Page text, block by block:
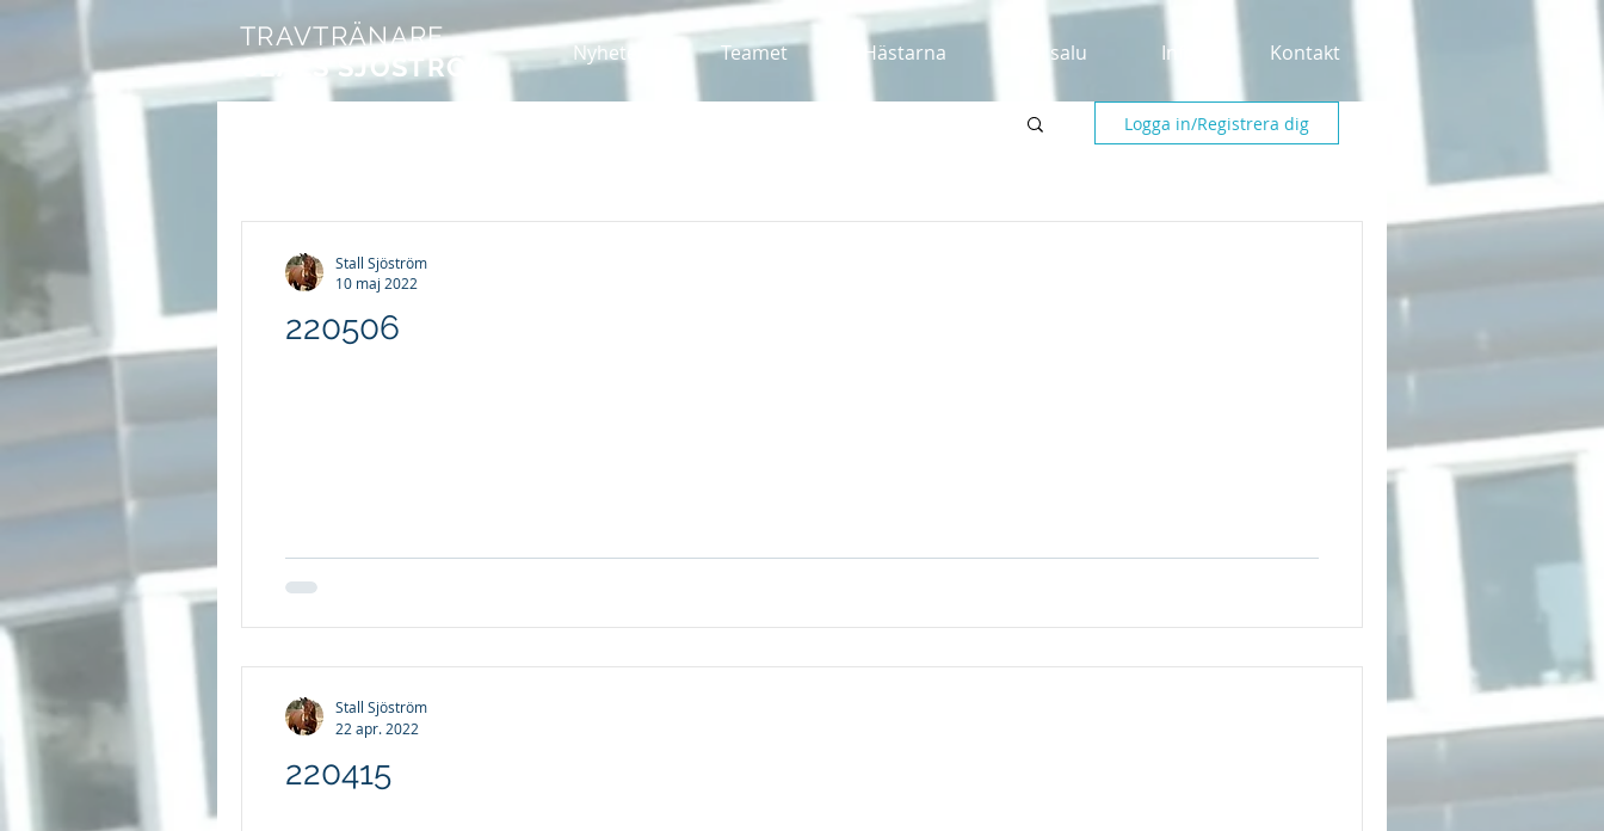
TRAVTRÄNARE
CLAES SJÖSTRÖM
Nyheter Teamet Hästarna Till salu Info Kontakt
Logga in/Registrera dig
220506
Stall Sjöström
10 maj 2022
220415
Stall Sjöström
22 apr. 2022